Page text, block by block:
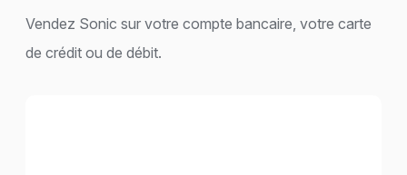
Vendez Sonic sur votre compte bancaire, votre carte
de crédit ou de débit.